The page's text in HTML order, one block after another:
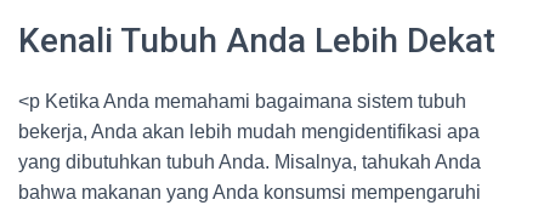
Kenali Tubuh Anda Lebih Dekat
<p Ketika Anda memahami bagaimana sistem tubuh
bekerja, Anda akan lebih mudah mengidentifikasi apa
yang dibutuhkan tubuh Anda. Misalnya, tahukah Anda
bahwa makanan yang Anda konsumsi mempengaruhi